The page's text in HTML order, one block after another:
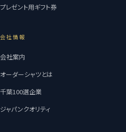
プレゼント用ギフト券
会社情報
会社案内
オーダーシャツとは
千葉100選企業
ジャパンクオリティ